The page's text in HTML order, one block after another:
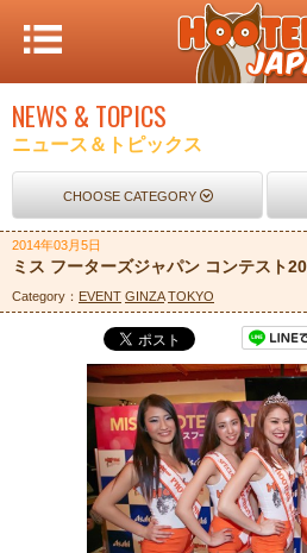
NEWS & TOPICS
ニュース＆トピックス
CHOOSE CATEGORY
2014年03月5日
ミス フーターズジャパン コンテスト
Category： EVENT GINZA TOKYO